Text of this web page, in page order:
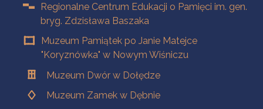
Regionalne Centrum Edukacji o Pamięci im. gen.
bryg. Zdzisława Baszaka
Muzeum Pamiątek po Janie Matejce
"Koryznówka" w Nowym Wiśniczu
Muzeum Dwór w Dołędze
Muzeum Zamek w Dębnie